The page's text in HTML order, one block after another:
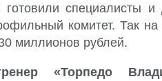
специалисты и
комитет. Так
миллионов рублей.
«Торпедо